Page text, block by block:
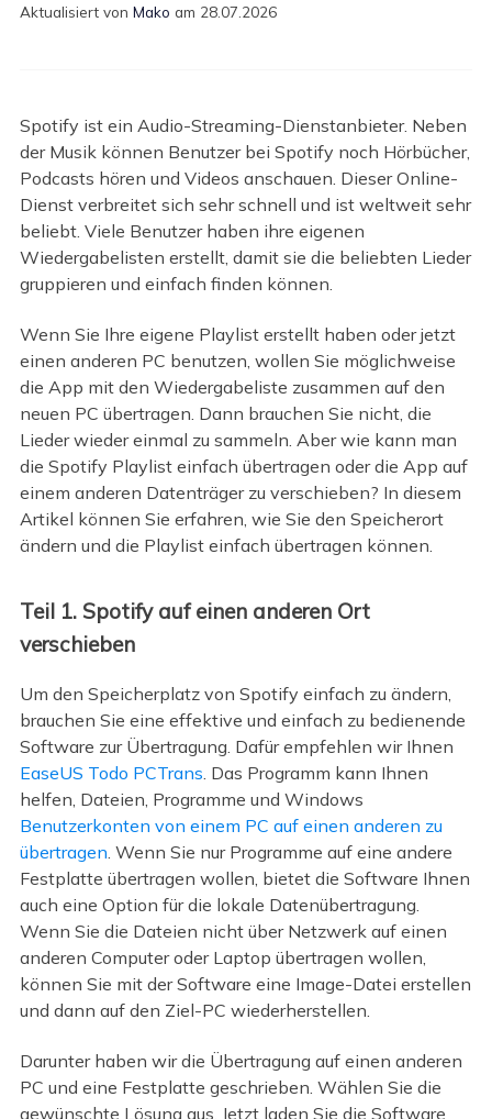
Aktualisiert von Mako am 28.07.2026
Spotify ist ein Audio-Streaming-Dienstanbieter. Neben
der Musik können Benutzer bei Spotify noch Hörbücher,
Podcasts hören und Videos anschauen. Dieser Online-
Dienst verbreitet sich sehr schnell und ist weltweit sehr
beliebt. Viele Benutzer haben ihre eigenen
Wiedergabelisten erstellt, damit sie die beliebten Lieder
gruppieren und einfach finden können.
Wenn Sie Ihre eigene Playlist erstellt haben oder jetzt
einen anderen PC benutzen, wollen Sie möglichweise
die App mit den Wiedergabeliste zusammen auf den
neuen PC übertragen. Dann brauchen Sie nicht, die
Lieder wieder einmal zu sammeln. Aber wie kann man
die Spotify Playlist einfach übertragen oder die App auf
einem anderen Datenträger zu verschieben? In diesem
Artikel können Sie erfahren, wie Sie den Speicherort
ändern und die Playlist einfach übertragen können.
Teil 1. Spotify auf einen anderen Ort
verschieben
Um den Speicherplatz von Spotify einfach zu ändern,
brauchen Sie eine effektive und einfach zu bedienende
Software zur Übertragung. Dafür empfehlen wir Ihnen
EaseUS Todo PCTrans . Das Programm kann Ihnen
helfen, Dateien, Programme und Windows
Benutzerkonten von einem PC auf einen anderen zu
übertragen . Wenn Sie nur Programme auf eine andere
Festplatte übertragen wollen, bietet die Software Ihnen
auch eine Option für die lokale Datenübertragung.
Wenn Sie die Dateien nicht über Netzwerk auf einen
anderen Computer oder Laptop übertragen wollen,
können Sie mit der Software eine Image-Datei erstellen
und dann auf den Ziel-PC wiederherstellen.
Darunter haben wir die Übertragung auf einen anderen
PC und eine Festplatte geschrieben. Wählen Sie die
gewünschte Lösung aus. Jetzt laden Sie die Software